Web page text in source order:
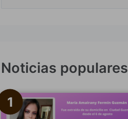
a
p
o
Noticias populares